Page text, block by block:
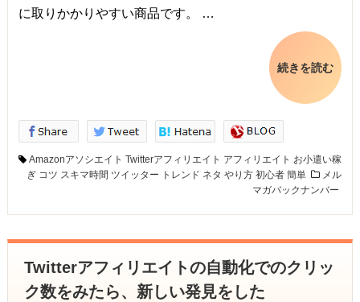
に取りかかりやすい商品です。 …
続きを読む
Amazonアソシエイト Twitterアフィリエイト アフィリエイト お小遣い稼
ぎ コツ スキマ時間 ツイッター トレンド ネタ やり方 初心者 簡単
メル
マガバックナンバー
Twitterアフィリエイトの自動化でのクリッ
ク数をみたら、新しい発見をした